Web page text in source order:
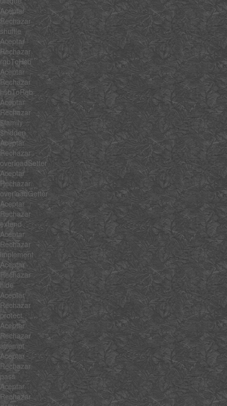
Aceptar
Rechazar
shuffle
Aceptar
Rechazar
rgbToHsb
Aceptar
Rechazar
hsbToRgb
Aceptar
Rechazar
$family
$hidden
Aceptar
Rechazar
overloadSetter
Aceptar
Rechazar
overloadGetter
Aceptar
Rechazar
extend
Aceptar
Rechazar
implement
Aceptar
Rechazar
hide
Aceptar
Rechazar
protect
Aceptar
Rechazar
attempt
Aceptar
Rechazar
pass
Aceptar
Rechazar